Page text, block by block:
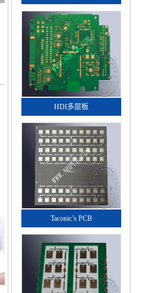
HDI多层板
Taconic’s PCB